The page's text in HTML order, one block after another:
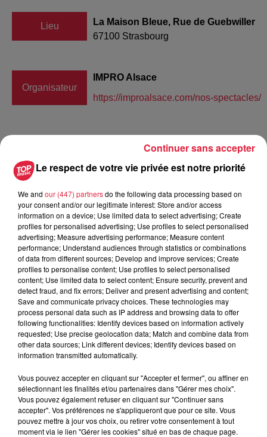
Lieu
La Maison Bleue, Rue de Guebwiller
67100 Strasbourg
Organisateur
IMPRO Alsace
https://improalsace.com/nos-spectacles/
MES COLLEGUES D'ABORD ! à la Maison Bleue
Sam. 14 mars 2026 de 20h30 à 22h30
LA MAISON BLEUE, RUE DE GUEBWILLER,
STRASBOURG, FRANCE
Mes collègues d'abord est LE spectacle longform d'IMPRO
Alsace.
HEIN ? Longform ?
Le longform est une forme de spectacle d'improvisation
théâtrale qui consiste à créer intégralement une pièce de
théâtre improvisée. Nous prenons quelques suggestions du
public au début du spectacle, puis nous improvisons non-
C'est comme une pièce de théâtre écrite, sauf que celle-ci
n'est pas écrite !
Mes collègues d'abord est un spectacle où le public suggère
Le respect de votre vie privée est notre priorité
We and our (447) partnersdo the following data processing based on
your consent and/or our legitimate interest: Store and/or access
information on a device; Use limited data to select advertising; Create
profiles for personalised advertising; Use profiles to select personalised
advertising; Measure advertising performance; Measure content
performance; Understand audiences through statistics or combinations
of data from different sources; Develop and improve services; Create
profiles to personalise content; Use profiles to select personalised
content; Use limited data to select content; Ensure security, prevent and
detect fraud, and fix errors; Deliver and present advertising and content;
Save and communicate privacy choices. These technologies may
process personal data such as IP address and browsing data to offer
following functionalities: Identify devices based on information actively
requested; Use precise geolocation data; Match and combine data from
other data sources; Link different devices; Identify devices based on
information transmitted automatically.
Vous pouvez accepter en cliquant sur "Accepter et fermer", ou affiner en
sélectionnant les finalités et/ou partenaires dans "Gérer mes choix".
Vous pouvez également refuser en cliquant sur "Continuer sans
accepter". Vos préférences ne s'appliqueront que pour ce site. Vous
pouvez mettre à jour vos choix, ou retirer votre consentement à tout
moment via le lien "Gérer les cookies" situé en bas de chaque page.
Continuer sans accepter